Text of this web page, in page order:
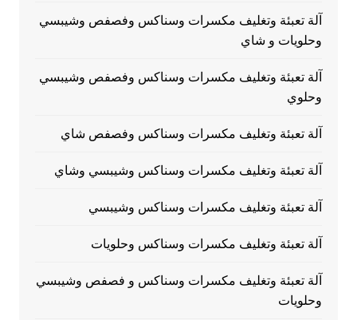
آلة تعبئة وتغليف مكسرات وسناكس وفصفص وشيبسي
وحلويات و شاي
آلة تعبئة وتغليف مكسرات وسناكس وفصفص وشيبسي
وحلوي
آلة تعبئة وتغليف مكسرات وسناكس وفصفص شاي
آلة تعبئة وتغليف مكسرات وسناكس وشيبسي وشاي
آلة تعبئة وتغليف مكسرات وسناكس وشيبسي
آلة تعبئة وتغليف مكسرات وسناكس وحلويات
آلة تعبئة وتغليف مكسرات وسناكس و فصفص وشيبسي
وحلويات